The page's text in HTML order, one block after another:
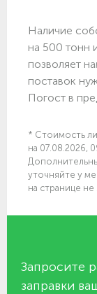
Наличие
на 500 тонн
позволяет
поставок
Погост в
* Стоимость
на 07.08.2026,
уточняйте у
на странице
Запросите
заправки